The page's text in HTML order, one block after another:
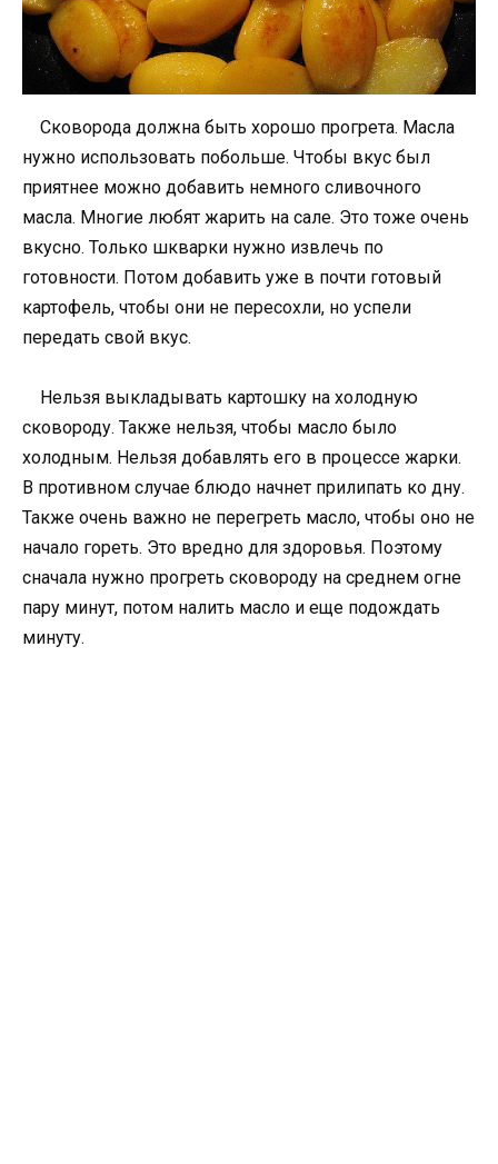
Сковорода должна быть хорошо прогрета. Масла
нужно использовать побольше. Чтобы вкус был
приятнее можно добавить немного сливочного
масла. Многие любят жарить на сале. Это тоже очень
вкусно. Только шкварки нужно извлечь по
готовности. Потом добавить уже в почти готовый
картофель, чтобы они не пересохли, но успели
передать свой вкус.
Нельзя выкладывать картошку на холодную
сковороду. Также нельзя, чтобы масло было
холодным. Нельзя добавлять его в процессе жарки.
В противном случае блюдо начнет прилипать ко дну.
Также очень важно не перегреть масло, чтобы оно не
начало гореть. Это вредно для здоровья. Поэтому
сначала нужно прогреть сковороду на среднем огне
пару минут, потом налить масло и еще подождать
минуту.